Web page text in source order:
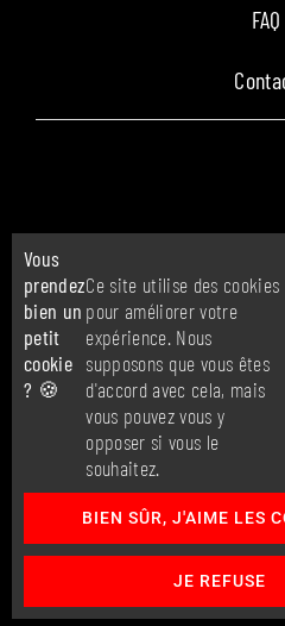
FAQ
pour charger. Pour
consulter nos
© 2017 - 2026 | TOUS DROITS
COMMUNICATION|MENTIONS
CONFIDENTIALITÉ|CONDITIONS
Vous
prendez
bien un
petit
cookie
? 🍪
Ce site utilise des cookies
pour améliorer votre
expérience. Nous
supposons que vous êtes
d'accord avec cela, mais
vous pouvez vous y
opposer si vous le
souhaitez.
BIEN SÛR, J'AIME LES
JE REFUSE